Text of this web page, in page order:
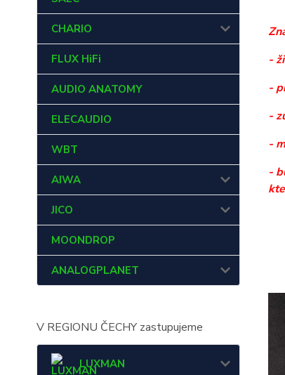
CHARIO
FLUX HiFi
AUDIO ANATOMY
ELECAUDIO
WBT
AIWA
JICO
MOONDROP
ANALOGPLANET
V REGIONU ČECHY zastupujeme
LUXMAN
-
-
-
-
-